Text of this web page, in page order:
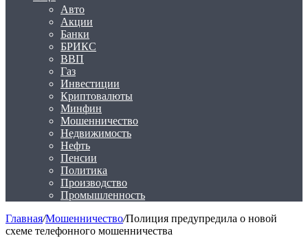
Авто
Акции
Банки
БРИКС
ВВП
Газ
Инвестиции
Криптовалюты
Минфин
Мошенничество
Недвижимость
Нефть
Пенсии
Политика
Производство
Промышленность
Главная/Мошенничество/Полиция предупредила о новой
схеме телефонного мошенничества